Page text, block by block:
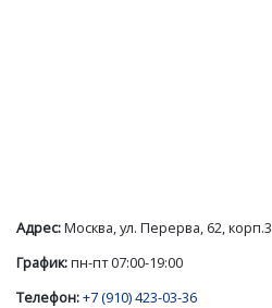
Адрес:Москва, ул. Перерва, 62, корп.3
График:пн-пт 07:00-19:00
Телефон:+7 (910) 423-03-36